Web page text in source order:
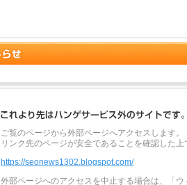
ご覧のページから外部ページへアクセスします。
リンク先のページが安全であることを確認した
https://seonews1302.blogspot.com/
外部ページへのアクセスを中止する場合は、「